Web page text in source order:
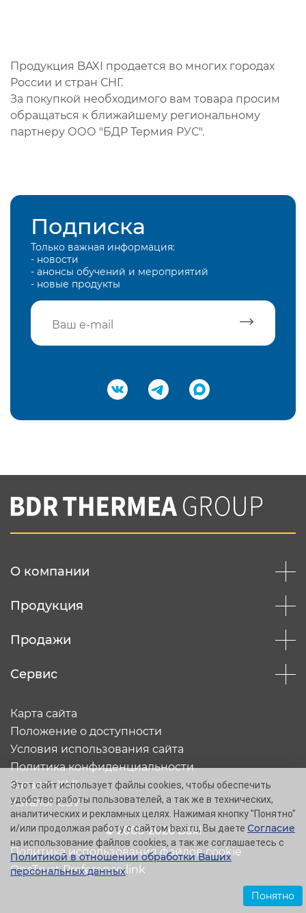
Продукция BAXI продается во многих городах
России и стран СНГ.
За покупкой необходимого вам товара просим
обращаться к ближайшему региональному
партнеру ООО "БДР Термия РУС".
Подписка
Только важная информация:
- новости
- анонсы обучений и мероприятий
- новые продукты
Подтвердить e-mail
Вы соглашаетесь с нашей политикой
конфеденциальности
О компании
Продукция
Продажи
Сервис
© 2005-2026 Baxi
Карта сайта
Положение о доступности
Условия использования сайта
Политика конфиденциальности
Каталог XML
Каталог CSV
Политика использования файлов cookie
OneTrust Preference link
Этот сайт использует файлы cookies, чтобы обеспечить
удобство работы пользователей, а так же в технических,
аналитических и рекламных целях. Нажимая кнопку "Понятно"
и/или продолжая работу с сайтом baxi.ru, Вы даете Согласие
на использование файлов cookies, а так же соглашаетесь с
Политикой в отношении обработки Ваших
персональных данных.
Понятно